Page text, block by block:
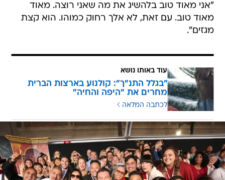
"אני מאוד טוב בלהשיג את מה שאני רוצה. מאוד
מאוד טוב. עם זאת, לא אלך רחוק כמוהו. הוא קצת
מגזים".
עוד באותו נושא
"בגלל התנ"ך": קולנוע בארצות הברית
מחרים את "היפה והחיה"
לכתבה המלאה